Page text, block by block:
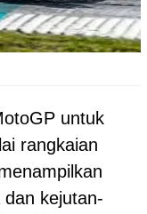
untuk
rangkaian
kejutan-